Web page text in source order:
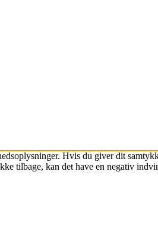
Hvis du giver dit
tilbage, kan det have en negativ